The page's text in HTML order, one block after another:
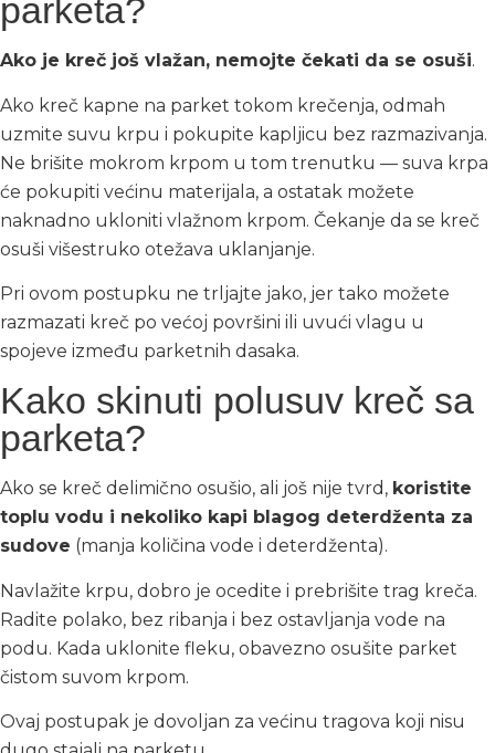
parketa?
Ako je kreč još vlažan, nemojte čekati da se osuši.
Ako kreč kapne na parket tokom krečenja, odmah
uzmite suvu krpu i pokupite kapljicu bez razmazivanja.
Ne brišite mokrom krpom u tom trenutku — suva krpa
će pokupiti većinu materijala, a ostatak možete
naknadno ukloniti vlažnom krpom. Čekanje da se kreč
osuši višestruko otežava uklanjanje.
Pri ovom postupku ne trljajte jako, jer tako možete
razmazati kreč po većoj površini ili uvući vlagu u
spojeve između parketnih dasaka.
Kako skinuti polusuv kreč sa
parketa?
Ako se kreč delimično osušio, ali još nije tvrd, koristite
toplu vodu i nekoliko kapi blagog deterdženta za
sudove (manja količina vode i deterdženta).
Navlažite krpu, dobro je ocedite i prebrišite trag kreča.
Radite polako, bez ribanja i bez ostavljanja vode na
podu. Kada uklonite fleku, obavezno osušite parket
čistom suvom krpom.
Ovaj postupak je dovoljan za većinu tragova koji nisu